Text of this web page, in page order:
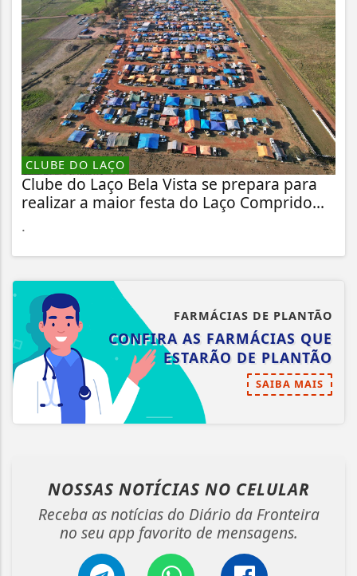
CLUBE DO LAÇO
Clube do Laço Bela Vista se prepara para
realizar a maior festa do Laço Comprido...
.
FARMÁCIAS DE PLANTÃO
CONFIRA AS FARMÁCIAS QUE
ESTARÃO DE PLANTÃO
SAIBA MAIS
NOSSAS NOTÍCIAS NO CELULAR
Receba as notícias do Diário da Fronteira
no seu app favorito de mensagens.